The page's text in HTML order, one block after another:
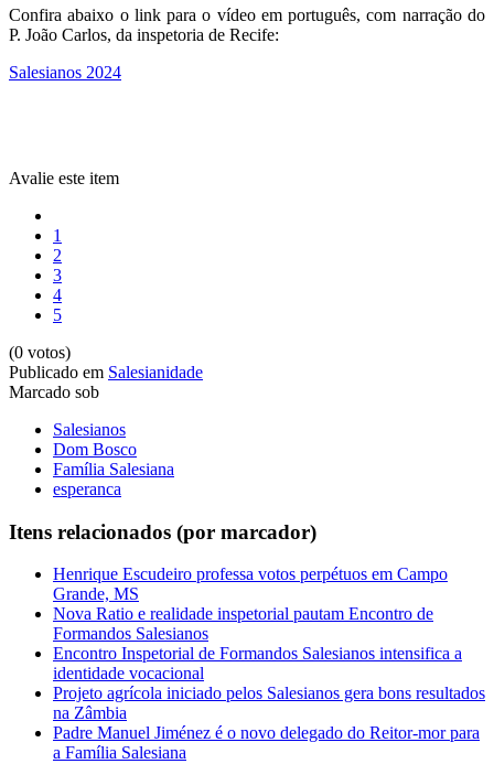
Confira abaixo o link para o vídeo em português, com narração do
P. João Carlos, da inspetoria de Recife:
Salesianos 2024
Avalie este item
1
2
3
4
5
(0 votos)
Publicado em Salesianidade
Marcado sob
Salesianos
Dom Bosco
Família Salesiana
esperanca
Itens relacionados (por marcador)
Henrique Escudeiro professa votos perpétuos em Campo
Grande, MS
Nova Ratio e realidade inspetorial pautam Encontro de
Formandos Salesianos
Encontro Inspetorial de Formandos Salesianos intensifica a
identidade vocacional
Projeto agrícola iniciado pelos Salesianos gera bons resultados
na Zâmbia
Padre Manuel Jiménez é o novo delegado do Reitor-mor para
a Família Salesiana